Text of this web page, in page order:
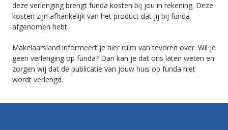
deze verlenging brengt funda kosten bij jou in rekening. Deze
kosten zijn afhankelijk van het product dat jij bij funda
afgenomen hebt.
Makelaarsland informeert je hier ruim van tevoren over. Wil je
geen verlenging op funda? Dan kan je dat ons laten weten en
zorgen wij dat de publicatie van jouw huis op funda niet
wordt verlengd.